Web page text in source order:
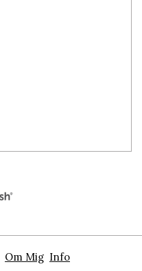
Om Mig Info